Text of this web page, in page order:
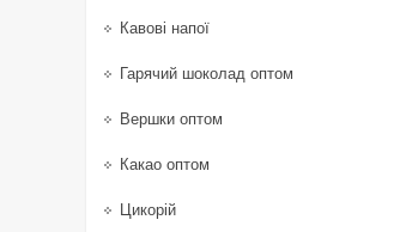
Кавові напої
Гарячий шоколад оптом
Вершки оптом
Какао оптом
Цикорій